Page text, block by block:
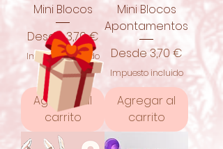
Mini Blocos
Desde3,70 €
Precio de oferta
Impuesto incluido
Agregar al
carrito
Mini Blocos
Apontamentos
Desde3,70 €
Precio de oferta
Impuesto incluido
Agregar al
carrito